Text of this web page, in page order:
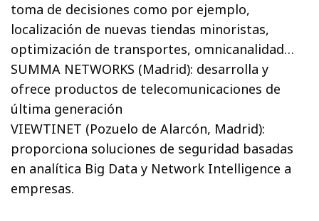
toma de decisiones como por ejemplo,
localización de nuevas tiendas minoristas,
optimización de transportes, omnicanalidad…
SUMMA NETWORKS (Madrid): desarrolla y
ofrece productos de telecomunicaciones de
última generación
VIEWTINET (Pozuelo de Alarcón, Madrid):
proporciona soluciones de seguridad basadas
en analítica Big Data y Network Intelligence a
empresas.